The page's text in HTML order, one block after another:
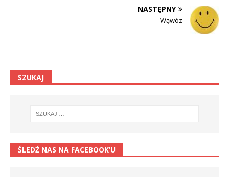
NASTĘPNY
Wąwóz
SZUKAJ
ŚLEDŹ NAS NA FACEBOOK’U